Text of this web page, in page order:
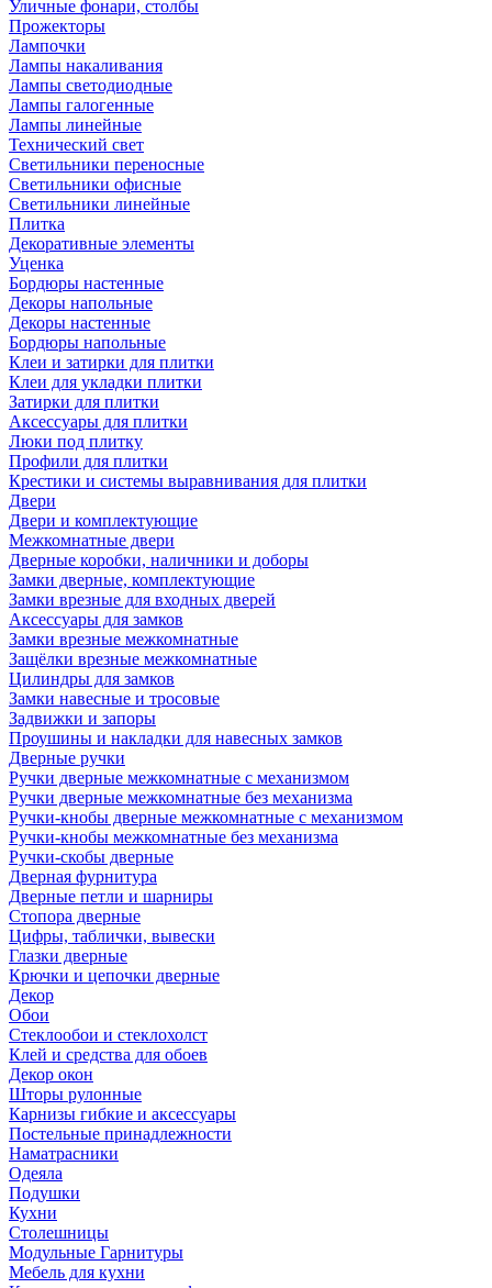
Уличные фонари, столбы
Прожекторы
Лампочки
Лампы накаливания
Лампы светодиодные
Лампы галогенные
Лампы линейные
Технический свет
Светильники переносные
Светильники офисные
Светильники линейные
Плитка
Декоративные элементы
Уценка
Бордюры настенные
Декоры напольные
Декоры настенные
Бордюры напольные
Клеи и затирки для плитки
Клеи для укладки плитки
Затирки для плитки
Аксессуары для плитки
Люки под плитку
Профили для плитки
Крестики и системы выравнивания для плитки
Двери
Двери и комплектующие
Межкомнатные двери
Дверные коробки, наличники и доборы
Замки дверные, комплектующие
Замки врезные для входных дверей
Аксессуары для замков
Замки врезные межкомнатные
Защёлки врезные межкомнатные
Цилиндры для замков
Замки навесные и тросовые
Задвижки и запоры
Проушины и накладки для навесных замков
Дверные ручки
Ручки дверные межкомнатные с механизмом
Ручки дверные межкомнатные без механизма
Ручки-кнобы дверные межкомнатные с механизмом
Ручки-кнобы межкомнатные без механизма
Ручки-скобы дверные
Дверная фурнитура
Дверные петли и шарниры
Стопора дверные
Цифры, таблички, вывески
Глазки дверные
Крючки и цепочки дверные
Декор
Обои
Стеклообои и стеклохолст
Клей и средства для обоев
Декор окон
Шторы рулонные
Карнизы гибкие и аксессуары
Постельные принадлежности
Наматрасники
Одеяла
Подушки
Кухни
Столешницы
Модульные Гарнитуры
Мебель для кухни